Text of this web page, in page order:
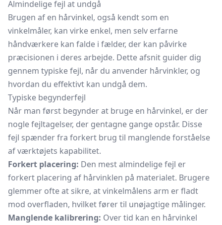
Almindelige fejl at undgå
Brugen af en hårvinkel, også kendt som en
vinkelmåler, kan virke enkel, men selv erfarne
håndværkere kan falde i fælder, der kan påvirke
præcisionen i deres arbejde. Dette afsnit guider dig
gennem typiske fejl, når du anvender hårvinkler, og
hvordan du effektivt kan undgå dem.
Typiske begynderfejl
Når man først begynder at bruge en hårvinkel, er der
nogle fejltagelser, der gentagne gange opstår. Disse
fejl spænder fra forkert brug til manglende forståelse
af værktøjets kapabilitet.
Forkert placering: Den mest almindelige fejl er
forkert placering af hårvinklen på materialet. Brugere
glemmer ofte at sikre, at vinkelmålens arm er fladt
mod overfladen, hvilket fører til unøjagtige målinger.
Manglende kalibrering: Over tid kan en hårvinkel